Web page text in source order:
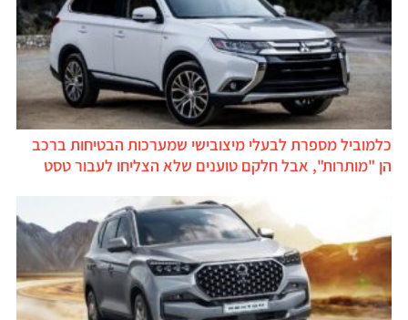
כלמוביל מספרת לבעלי מיצובישי שמערכות הבטיחות ברכב
הן "מותרות", אבל חלקם טוענים שלא הצליחו לעבור טסט